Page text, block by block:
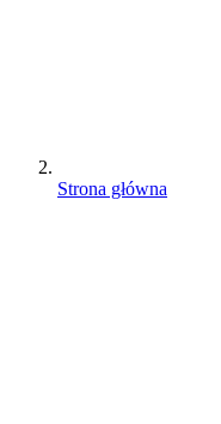
Strona główna